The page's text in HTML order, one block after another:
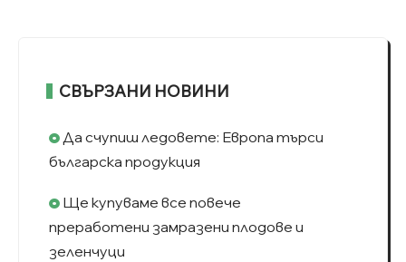
СВЪРЗАНИ НОВИНИ
Да счупиш ледовете: Европа търси
българска продукция
Ще купуваме все повече
преработени замразени плодове и
зеленчуци